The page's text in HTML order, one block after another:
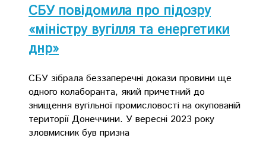
СБУ повідомила про підозру
«міністру вугілля та енергетики
днр»
СБУ зібрала беззаперечні докази провини ще
одного колаборанта, який причетний до
знищення вугільної промисловості на окупованій
території Донеччини. У вересні 2023 року
зловмисник був призна